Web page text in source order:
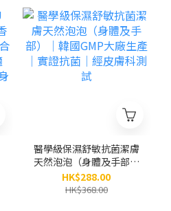
醫學級保濕舒敏抗菌潔膚
天然泡泡（身體及手部）
│韓國GMP大廠生產│實
證抗菌│經皮膚科測試
HK$288.00
HK$368.00